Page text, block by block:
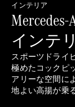
試乗リクエ
スト
オンライン
ショールー
ム
SUV
インテリア
Mercedes-
インテ
スポーツドライ
極めたコックピ
アリーな空間に
地よい高揚が乗